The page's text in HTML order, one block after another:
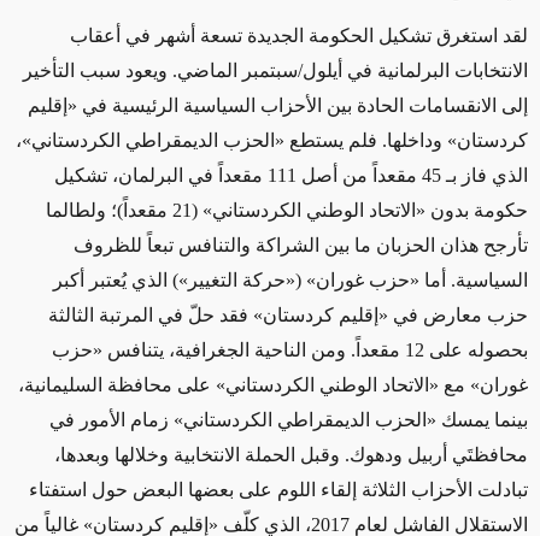
لقد استغرق تشكيل الحكومة الجديدة تسعة أشهر في أعقاب
الانتخابات البرلمانية في أيلول/سبتمبر الماضي. ويعود سبب التأخير
إلى الانقسامات الحادة بين الأحزاب السياسية الرئيسية في «إقليم
كردستان» وداخلها. فلم يستطع «الحزب الديمقراطي الكردستاني»،
الذي فاز بـ 45 مقعداً من أصل 111 مقعداً في البرلمان، تشكيل
حكومة بدون «الاتحاد الوطني الكردستاني» (21 مقعداً)؛ ولطالما
تأرجح هذان الحزبان ما بين الشراكة والتنافس تبعاً للظروف
السياسية. أما «حزب غوران» («حركة التغيير») الذي يُعتبر أكبر
حزب معارض في «إقليم كردستان» فقد حلّ في المرتبة الثالثة
بحصوله على 12 مقعداً. ومن الناحية الجغرافية، يتنافس «حزب
غوران» مع «الاتحاد الوطني الكردستاني» على محافظة السليمانية،
بينما يمسك «الحزب الديمقراطي الكردستاني» زمام الأمور في
محافظتَي أربيل ودهوك. وقبل الحملة الانتخابية وخلالها وبعدها،
تبادلت الأحزاب الثلاثة إلقاء اللوم على بعضها البعض حول استفتاء
الاستقلال الفاشل لعام 2017، الذي كلّف «إقليم كردستان» غالياً من